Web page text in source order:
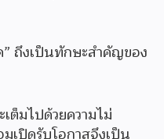
” ถึงเป็นทักษะสำคัญของ
ต็มไปด้วยความไม่
ปิดรับโอกาสจึงเป็น